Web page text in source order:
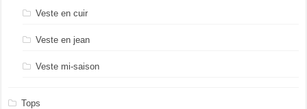
Veste en cuir
Veste en jean
Veste mi-saison
Tops